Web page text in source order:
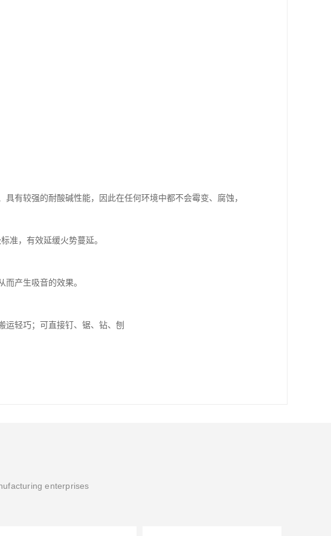
有较强的耐酸碱性能，因此在任何环境中都不会霉变、腐蚀，
标准，有效延缓火势蔓延。
而产生吸音的效果。
enterprises